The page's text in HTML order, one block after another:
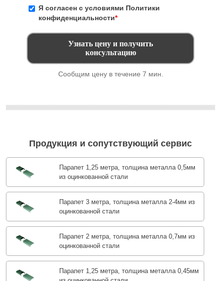
Я согласен с условиями Политики
конфиденциальности*
Сообщим цену в течение 7 мин.
Продукция и сопутствующий сервис
Парапет 1,25 метра, толщина металла 0,5мм
из оцинкованной стали
Парапет 3 метра, толщина металла 2-4мм из
оцинкованной стали
Парапет 2 метра, толщина металла 0,7мм из
оцинкованной стали
Парапет 1,25 метра, толщина металла 0,45мм